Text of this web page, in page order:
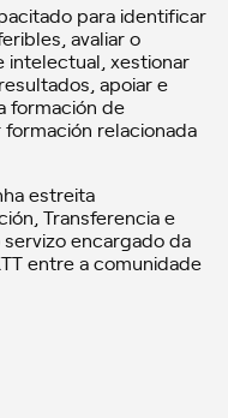
para identificar
avaliar o
intelectual, xestionar
apoiar e
formación de
relacionada
estreita
Transferencia e
encargado da
entre a comunidade